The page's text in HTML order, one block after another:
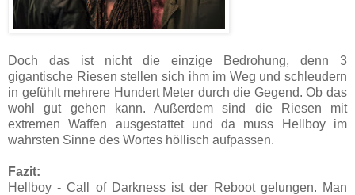
Doch das ist nicht die einzige Bedrohung, denn 3
gigantische Riesen stellen sich ihm im Weg und schleudern
in gefühlt mehrere Hundert Meter durch die Gegend. Ob das
wohl gut gehen kann. Außerdem sind die Riesen mit
extremen Waffen ausgestattet und da muss Hellboy im
wahrsten Sinne des Wortes höllisch aufpassen.
Fazit:
Hellboy - Call of Darkness ist der Reboot gelungen. Man